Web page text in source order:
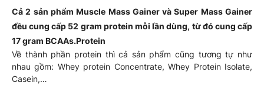
Cả 2 sản phẩm Muscle Mass Gainer và Super Mass Gainer
đều cung cấp 52 gram protein mỗi lần dùng, từ đó cung cấp
17 gram BCAAs.Protein
Về thành phần protein thì cả sản phẩm cũng tương tự như
nhau gồm: Whey protein Concentrate, Whey Protein Isolate,
Casein,…